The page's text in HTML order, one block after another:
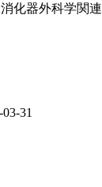
化器外科学関連
31